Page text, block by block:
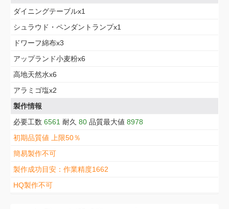
ダイニングテーブルx1
シュラウド・ペンダントランプx1
ドワーフ綿布x3
アップランド小麦粉x6
高地天然水x6
アラミゴ塩x2
製作情報
必要工数 6561 耐久 80 品質最大値 8978
初期品質値 上限50％
簡易製作不可
製作成功目安：作業精度1662
HQ製作不可